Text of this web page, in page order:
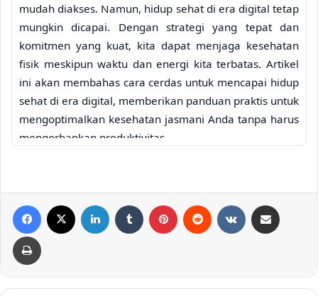
mudah diakses. Namun, hidup sehat di era digital tetap
mungkin dicapai. Dengan strategi yang tepat dan
komitmen yang kuat, kita dapat menjaga kesehatan
fisik meskipun waktu dan energi kita terbatas. Artikel
ini akan membahas cara cerdas untuk mencapai hidup
sehat di era digital, memberikan panduan praktis untuk
mengoptimalkan kesehatan jasmani Anda tanpa harus
mengorbankan produktivitas.
Efektif untuk Kesehatan
Kunci utama hidup sehat adalah manajemen waktu
yang efektif. Tanpa perencanaan yang matang, waktu
akan habis begitu saja tanpa aktivitas sehat yang
terlaksana. Berikut beberapa tips manajemen waktu
untuk mendukung gaya hidup sehat: